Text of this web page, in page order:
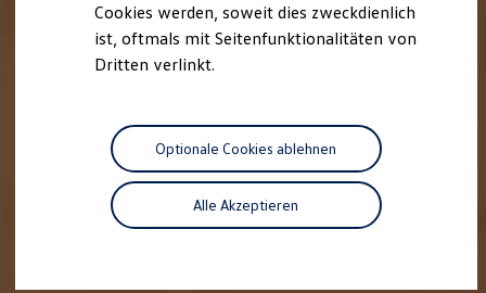
California Club
California Magazin & Ratgeber
Vanlife
California App
California Lifestyle & Zubehör
Übernachten im California
Unternehmen
Karriere
Cookies werden, soweit dies zweckdienlich
ist, oftmals mit Seitenfunktionalitäten von
Dritten verlinkt.
Alle Akzeptieren
Optionale Cookies ablehnen